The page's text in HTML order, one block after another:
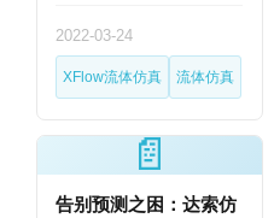
2022-03-24
XFlow流体仿真 流体仿真
📄
告别预测之困：达索仿